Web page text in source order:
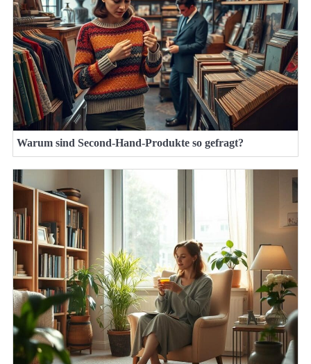
Warum sind Second-Hand-Produkte so gefragt?